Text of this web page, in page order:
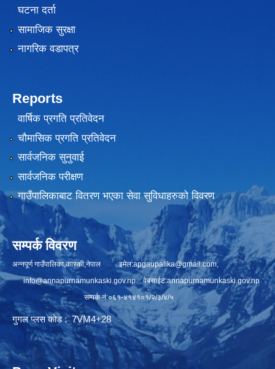
घटना दर्ता
सामाजिक सुरक्षा
नागरिक वडापत्र
Reports
वार्षिक प्रगति प्रतिवेदन
चौमासिक प्रगति प्रतिवेदन
सार्वजनिक सुनुवाई
सार्वजनिक परीक्षण
गाउँपालिकाबाट वितरण भएका सेवा सुविधाहरुको विवरण
सम्पर्क विवरण
अन्नपूर्ण गाउँपालिका,कास्की,नेपाल इमेल:apgaupalika@gmail.com,
info@annapurnamunkaski.gov.npवेबसाईट:annapurnamunkaski.gov.np
सम्पर्क नं:०६१-४१४१०१/२/३/४/५
गुगल प्लस कोड : 7VM4+28